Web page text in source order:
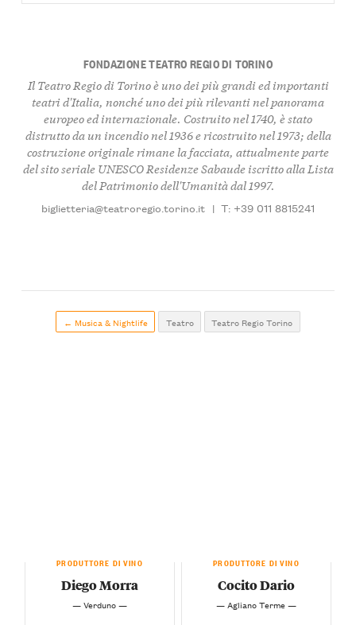
FONDAZIONE TEATRO REGIO DI TORINO
Il Teatro Regio di Torino è uno dei più grandi ed importanti
teatri d'Italia, nonché uno dei più rilevanti nel panorama
europeo ed internazionale. Costruito nel 1740, è stato
distrutto da un incendio nel 1936 e ricostruito nel 1973; della
costruzione originale rimane la facciata, attualmente parte
del sito seriale UNESCO Residenze Sabaude iscritto alla Lista
del Patrimonio dell'Umanità dal 1997.
biglietteria@teatroregio.torino.it | T: +39 011 8815241
← Musica & Nightlife Teatro Teatro Regio Torino
PRODUTTORE DI VINO
Diego Morra
— Verduno —
PRODUTTORE DI VINO
Cocito Dario
— Agliano Terme —